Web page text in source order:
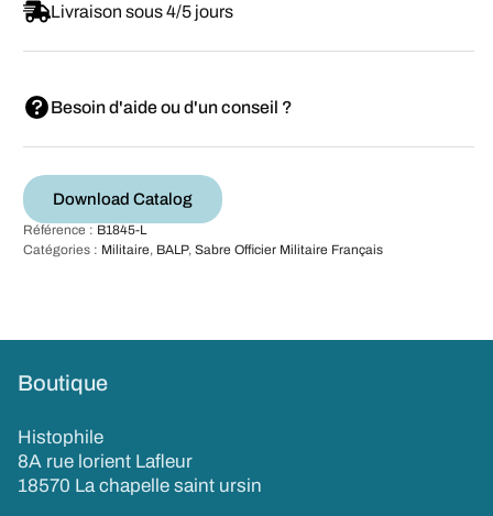
Livraison sous 4/5 jours
Besoin d'aide ou d'un conseil ?
Download Catalog
Référence : B1845-L
Catégories : Militaire, BALP, Sabre Officier Militaire Français
Boutique
Histophile
8A rue lorient Lafleur
18570 La chapelle saint ursin